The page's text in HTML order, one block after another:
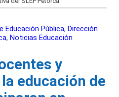
Educación Pública, Dirección
, Noticias Educación
y
educación de